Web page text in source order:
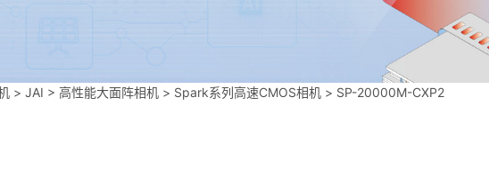
>JAI >高性能大面阵相机 > Spark系列高速CMOS相机 > SP-20000M-CXP2